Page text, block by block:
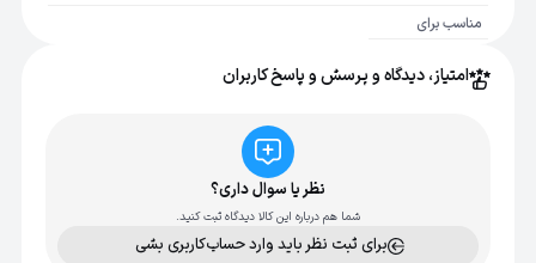
مناسب برای
امتیاز، دیدگاه و پرسش و پاسخ کاربران
نظر یا سوال داری؟
شما هم درباره این کالا دیدگاه ثبت کنید.
برای ثبت نظر باید وارد حساب‌کاربری بشی